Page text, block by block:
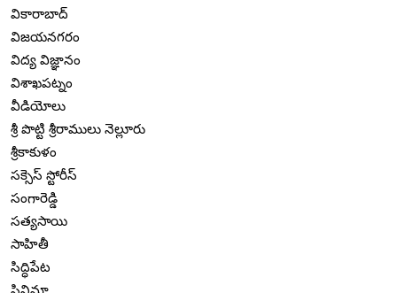
వికారాబాద్
విజయనగరం
విద్య విజ్ఞానం
విశాఖపట్నం
వీడియోలు
శ్రీ పొట్టి శ్రీరాములు నెల్లూరు
శ్రీకాకుళం
సక్సెస్ స్టోరీస్
సంగారెడ్డి
సత్యసాయి
సాహితీ
సిద్ధిపేట